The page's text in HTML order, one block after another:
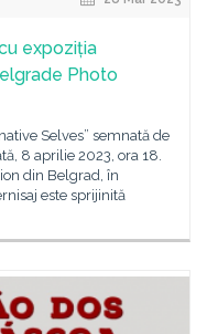
expoziția
Photo
Selves” semnată de
8 aprilie 2023, ora 18.
din Belgrad, în
este sprijinită